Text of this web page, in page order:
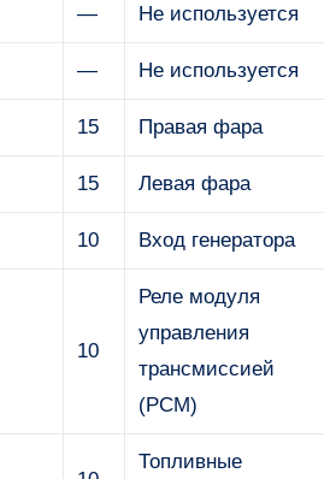
— Не используется
— Не используется
15 Правая фара
15 Левая фара
10 Вход генератора
10
Реле модуля
управления
трансмиссией
(PCM)
Топливные